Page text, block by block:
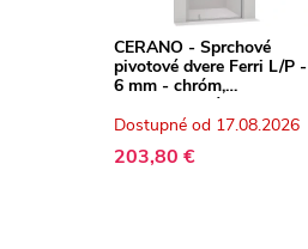
CERANO - Sprchové
pivotové dvere Ferri L/P -
6 mm - chróm,
transparentné sklo -
80x195 cm
Dostupné od 17.08.2026
203,80 €